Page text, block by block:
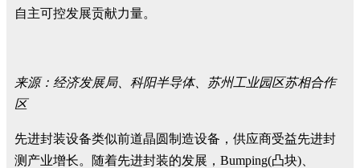
自主可控发展贡献力量。
来源：经济发展局、科阳半导体、苏州工业园区苏相合作
区
先进封装设备类似前道晶圆制造设备，供应商受益先进封
测产业增长。随着先进封装的发展，Bumping(凸块)、